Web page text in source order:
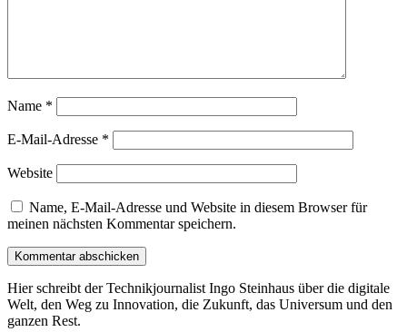
Name *
E-Mail-Adresse *
Website
Name, E-Mail-Adresse und Website in diesem Browser für
meinen nächsten Kommentar speichern.
Hier schreibt der Technikjournalist Ingo Steinhaus über die digitale
Welt, den Weg zu Innovation, die Zukunft, das Universum und den
ganzen Rest.